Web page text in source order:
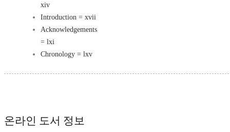
xiv
Introduction = xvii
Acknowledgements
= lxi
Chronology = lxv
온라인 도서 정보